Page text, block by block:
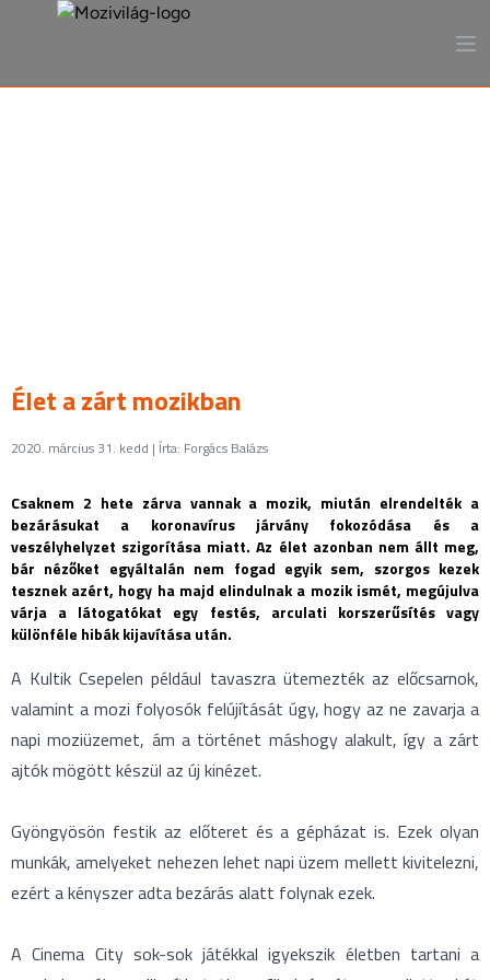
Élet a zárt mozikban
2020. március 31. kedd | Írta: Forgács Balázs
Csaknem 2 hete zárva vannak a mozik, miután elrendelték a
bezárásukat a koronavírus járvány fokozódása és a
veszélyhelyzet szigorítása miatt. Az élet azonban nem állt meg,
bár nézőket egyáltalán nem fogad egyik sem, szorgos kezek
tesznek azért, hogy ha majd elindulnak a mozik ismét, megújulva
várja a látogatókat egy festés, arculati korszerűsítés vagy
különféle hibák kijavítása után.
A Kultik Csepelen például tavaszra ütemezték az előcsarnok,
valamint a mozi folyosók felújítását úgy, hogy az ne zavarja a
napi moziüzemet, ám a történet máshogy alakult, így a zárt
ajtók mögött készül az új kinézet.
Gyöngyösön festik az előteret és a gépházat is. Ezek olyan
munkák, amelyeket nehezen lehet napi üzem mellett kivitelezni,
ezért a kényszer adta bezárás alatt folynak ezek.
A Cinema City sok-sok játékkal igyekszik életben tartani a